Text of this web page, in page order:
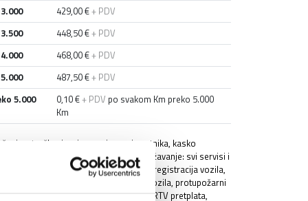
429,00 €+ PDV
448,50 €+ PDV
468,00 €+ PDV
487,50 €+ PDV
5.000
0,10 €+ PDV po svakom Km preko 5.000
Km
su troškovi: najam, osiguranje putnika, kasko
vozila sa učešćem 350,00 €, održavanje: svi servisi i
popravci, ljetne gume i zamjena, registracija vozila,
pregled vozila, periodični pregled vozila, protupožarni
s atestima, obvezna oprema vozila, RTV pretplata,